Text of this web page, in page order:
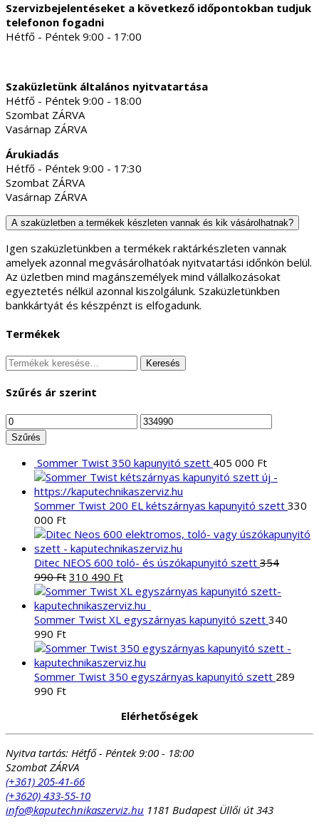
Szervizbejelentéseket a következő időpontokban tudjuk
telefonon fogadni
Hétfő - Péntek 9:00 - 17:00
Szaküzletünk általános nyitvatartása
Hétfő - Péntek 9:00 - 18:00
Szombat ZÁRVA
Vasárnap ZÁRVA
Árukiadás
Hétfő - Péntek 9:00 - 17:30
Szombat ZÁRVA
Vasárnap ZÁRVA
A szaküzletben a termékek készleten vannak és kik vásárolhatnak?
Igen szaküzletünkben a termékek raktárkészleten vannak
amelyek azonnal megvásárolhatóak nyitvatartási időnkön belül.
Az üzletben mind magánszemélyek mind vállalkozásokat
egyeztetés nélkül azonnal kiszolgálunk. Szaküzletünkben
bankkártyát és készpénzt is elfogadunk.
Termékek
Keresés
következőre:
Keresés
Szűrés ár szerint
Min
ár
Max
Szűrés
Sommer Twist 350 kapunyitó szett 405 000 Ft
Sommer Twist 200 EL kétszárnyas kapunyitó szett 330
000 Ft
Ditec NEOS 600 toló- és úszókapunyitó szett 354
990Ft Original
price
was:
354
310 490 FtCurrent
price
is:
310
Sommer Twist XL egyszárnyas kapunyitó szett 340
990 Ft
Sommer Twist 350 egyszárnyas kapunyitó szett 289
990 Ft
Elérhetőségek
Nyitva tartás: Hétfő - Péntek 9:00 - 18:00
Szombat ZÁRVA
(+361) 205-41-66
(+3620) 433-55-10
info@kaputechnikaszerviz.hu 1181 Budapest Üllői út 343